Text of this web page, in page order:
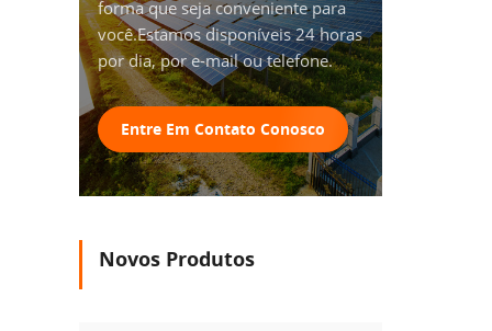
forma que seja conveniente para
você.Estamos disponíveis 24 horas
por dia, por e-mail ou telefone.
Entre Em Contato Conosco
Novos Produtos